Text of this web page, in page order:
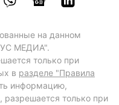
на данном
МЕДИА".
только при
в разделе "Правила
информацию,
только при